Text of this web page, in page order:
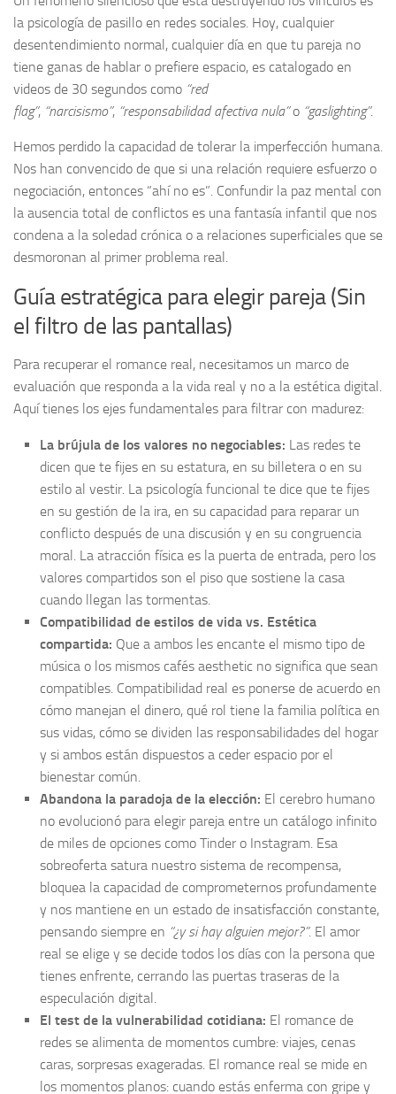
la psicología de pasillo en redes sociales. Hoy, cualquier
desentendimiento normal, cualquier día en que tu pareja no
tiene ganas de hablar o prefiere espacio, es catalogado en
videos de 30 segundos como “red
flag”, “narcisismo”, “responsabilidad afectiva nula”o “gaslighting”.
Hemos perdido la capacidad de tolerar la imperfección humana.
Nos han convencido de que si una relación requiere esfuerzo o
negociación, entonces “ahí no es”. Confundir la paz mental con
la ausencia total de conflictos es una fantasía infantil que nos
condena a la soledad crónica o a relaciones superficiales que se
desmoronan al primer problema real.
Guía estratégica para elegir pareja (Sin
el filtro de las pantallas)
Para recuperar el romance real, necesitamos un marco de
evaluación que responda a la vida real y no a la estética digital.
Aquí tienes los ejes fundamentales para filtrar con madurez:
La brújula de los valores no negociables: Las redes te
dicen que te fijes en su estatura, en su billetera o en su
estilo al vestir. La psicología funcional te dice que te fijes
en su gestión de la ira, en su capacidad para reparar un
conflicto después de una discusión y en su congruencia
moral. La atracción física es la puerta de entrada, pero los
valores compartidos son el piso que sostiene la casa
cuando llegan las tormentas.
Compatibilidad de estilos de vida vs. Estética
compartida: Que a ambos les encante el mismo tipo de
música o los mismos cafés aesthetic no significa que sean
compatibles. Compatibilidad real es ponerse de acuerdo en
cómo manejan el dinero, qué rol tiene la familia política en
sus vidas, cómo se dividen las responsabilidades del hogar
y si ambos están dispuestos a ceder espacio por el
bienestar común.
Abandona la paradoja de la elección: El cerebro humano
no evolucionó para elegir pareja entre un catálogo infinito
de miles de opciones como Tinder o Instagram. Esa
sobreoferta satura nuestro sistema de recompensa,
bloquea la capacidad de comprometernos profundamente
y nos mantiene en un estado de insatisfacción constante,
pensando siempre en “¿y si hay alguien mejor?”. El amor
real se elige y se decide todos los días con la persona que
tienes enfrente, cerrando las puertas traseras de la
especulación digital.
El test de la vulnerabilidad cotidiana: El romance de
redes se alimenta de momentos cumbre: viajes, cenas
caras, sorpresas exageradas. El romance real se mide en
los momentos planos: cuando estás enferma con gripe y